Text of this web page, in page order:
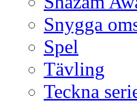
Snygga
Spel
Tävling
Teckna